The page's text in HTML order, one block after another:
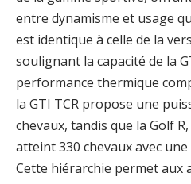
entre dynamisme et usage
est identique à celle de la
soulignant la capacité de la
performance thermique
la GTI TCR propose une
chevaux, tandis que la Golf
atteint 330 chevaux avec
Cette hiérarchie permet aux